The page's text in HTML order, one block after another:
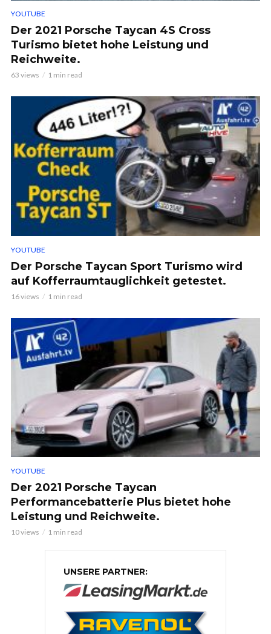
YOUTUBE
Der 2021 Porsche Taycan 4S Cross
Turismo bietet hohe Leistung und
Reichweite.
63 views 1 min read
YOUTUBE
Der Porsche Taycan Sport Turismo wird
auf Kofferraumtauglichkeit getestet.
16 views 1 min read
YOUTUBE
Der 2021 Porsche Taycan
Performancebatterie Plus bietet hohe
Leistung und Reichweite.
10 views 1 min read
UNSERE PARTNER: